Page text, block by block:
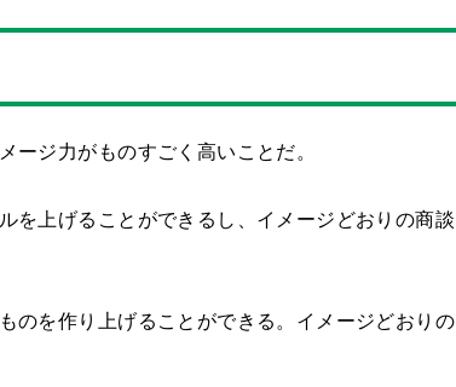
ージ力がものすごく高いことだ。
を上げることができるし、イメージどおりの商談
のを作り上げることができる。イメージどおりの